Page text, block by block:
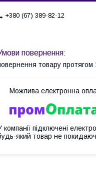
+380 (67) 389-82-12
товару протягом
компанії підключені
який товар не